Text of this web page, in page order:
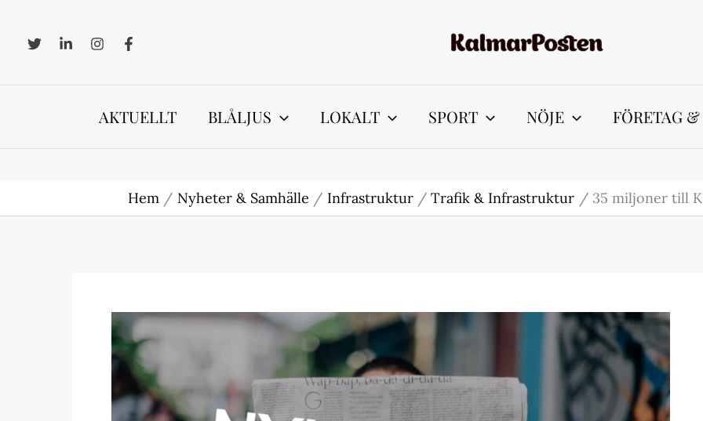
innehåll
AKTUELLT BLÅLJUS LOKALT SPORT NÖJE FÖRETAG
Hem Nyheter & Samhälle Infrastruktur Trafik & Infrastruktur 35 miljoner till